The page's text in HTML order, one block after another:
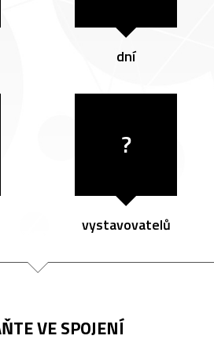
dní
?
vystavovatelů
VE SPOJENÍ